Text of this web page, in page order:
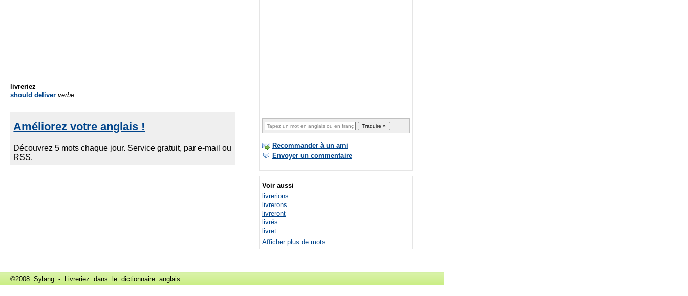
livreriez
should deliver verbe
Recommander à un ami
Envoyer un commentaire
Voir aussi
livrerions
livrerons
livreront
livrés
livret
Afficher plus de mots
©2008 Sylang - Livreriez dans le dictionnaire anglais